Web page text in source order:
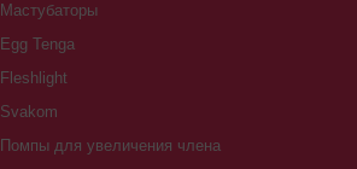
Мастубаторы
Egg Tenga
Fleshlight
Svakom
Помпы для увеличения члена